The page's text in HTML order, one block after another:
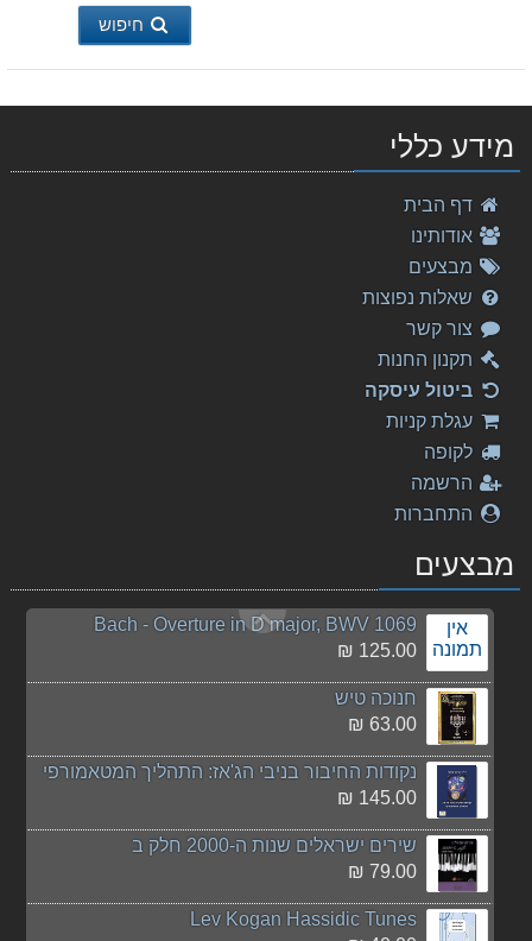
חיפוש
מידע כללי
דף הבית
אודותינו
מבצעים
שאלות נפוצות
צור קשר
תקנון החנות
ביטול עיסקה
עגלת קניות
לקופה
הרשמה
התחברות
מבצעים
40.00 ₪
Donizetti, Maria Stuarda
326.00 ₪
המורה המצליח - להנות יותר, להרוויח יותר
50.00 ₪
Puccini - Turandot
50.00 ₪
אין
תמונה
Bach - Overture in D major, BWV 1069
125.00 ₪
חנוכה טיש
63.00 ₪
נקודות החיבור בניבי הג'אז: התהליך המטאמורפי
145.00 ₪
שירים ישראלים שנות ה-2000 חלק ב
79.00 ₪
Lev Kogan Hassidic Tunes